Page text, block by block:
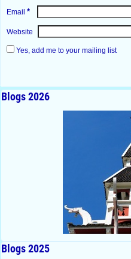
Email *
Website
Yes, add me to your mailing list
Blogs 2026
Blogs 2025